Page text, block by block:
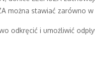
można stawiać zarówno
odkręcić i umożliwić